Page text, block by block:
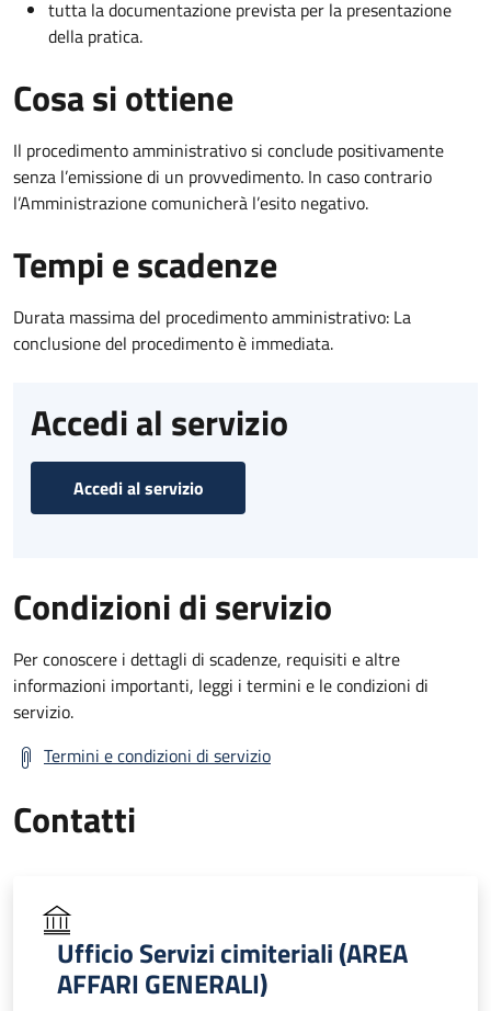
tutta la documentazione prevista per la presentazione
della pratica.
Cosa si ottiene
Il procedimento amministrativo si conclude positivamente
senza l’emissione di un provvedimento. In caso contrario
l’Amministrazione comunicherà l’esito negativo.
Tempi e scadenze
Durata massima del procedimento amministrativo: La
conclusione del procedimento è immediata.
Accedi al servizio
Accedi al servizio
Condizioni di servizio
Per conoscere i dettagli di scadenze, requisiti e altre
informazioni importanti, leggi i termini e le condizioni di
servizio.
Termini e condizioni di servizio
Contatti
Ufficio Servizi cimiteriali (AREA
AFFARI GENERALI)